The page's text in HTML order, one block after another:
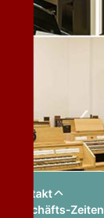
Kontakt
Geschäfts-Zeiten